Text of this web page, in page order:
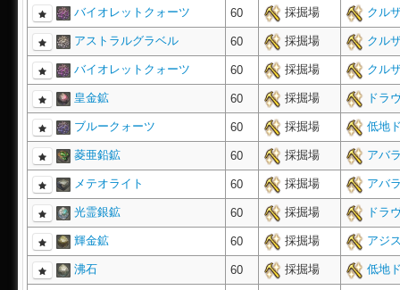
バイオレットクォーツ 60 採掘場 クル
アストラルグラベル 60 採掘場 クル
バイオレットクォーツ 60 採掘場 クル
皇金鉱 60 採掘場 ドラ
ブルークォーツ 60 採掘場 低地
菱亜鉛鉱 60 採掘場 アバ
メテオライト 60 採掘場 アバ
光霊銀鉱 60 採掘場 ドラ
輝金鉱 60 採掘場 アジ
沸石 60 採掘場 低地